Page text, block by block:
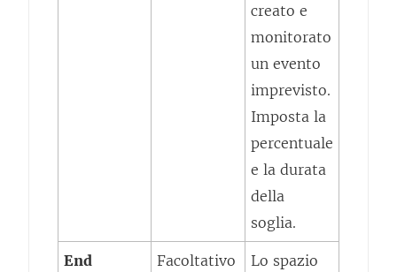
creato e
monitorato
un evento
imprevisto.
Imposta la
percentuale
e la durata
della
soglia.
End
Facoltativo
Lo spazio